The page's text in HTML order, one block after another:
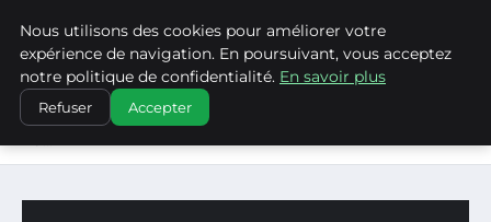
LA VANGUARDIA DEL SUR
ACCUEIL
GENERAL
COLIS EN ATTENTE : QUE FAIRE SI VOTRE PAQUET RESTE
Nous utilisons des cookies pour améliorer votre
expérience de navigation. En poursuivant, vous acceptez
notre politique de confidentialité. En savoir plus
Refuser Accepter